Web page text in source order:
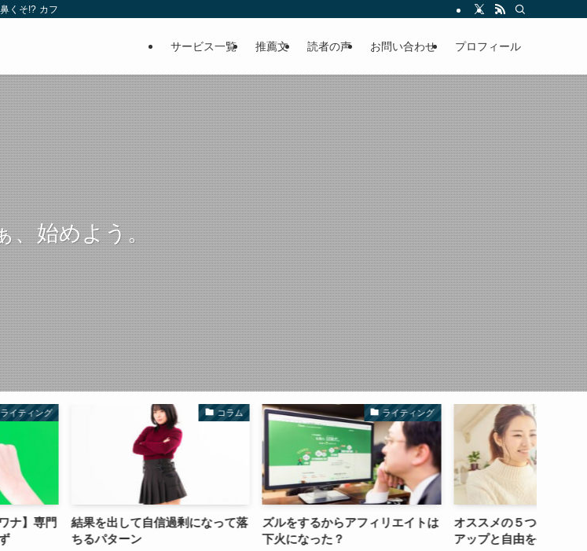
そ!? カフェでは、心温まる濃厚な話とクスッと笑える軽やかな話を「情報のミルフィーユ」にして提供中。800名超のメルマガ読
サービス一覧 推薦文 読者の声 お問い合わせ プロフィール
、始めよう。
出して自信過剰になって落
ーン
ライティング
ズルをするからアフィリエイトは
コーチング
オススメの５つの在宅副業で収入
アップと自由を手に入れよう！